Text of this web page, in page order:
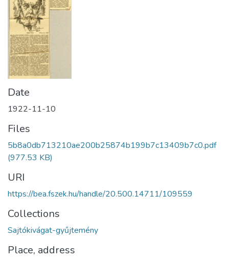
Date
1922-11-10
Files
5b8a0db713210ae200b25874b199b7c13409b7c0.pdf
(977.53 KB)
URI
https://bea.fszek.hu/handle/20.500.14711/109559
Collections
Sajtókivágat-gyűjtemény
Place, address